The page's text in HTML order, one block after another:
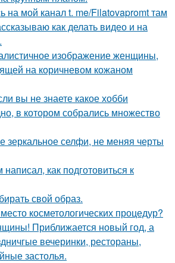
на мой канал t. me/Filatovapromt там
как делать видео и на
изображение женщины,
на коричневом кожаном
вы не знаете какое хобби
в котором собрались множество
зеркальное селфи, не меняя черты
как подготовиться к
свой образ.
косметологических процедур?
Приближается новый год, а
вечеринки, рестораны,
застолья.